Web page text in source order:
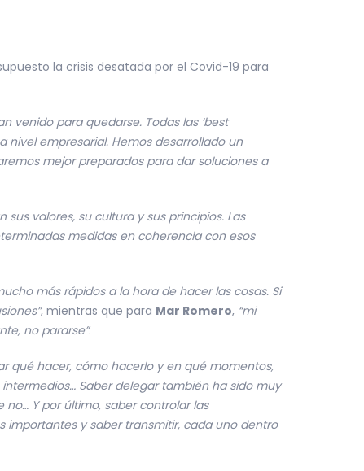
la crisis desatada por el Covid-19 para
venido para quedarse. Todas las ‘best
empresarial. Hemos desarrollado un
mejor preparados para dar soluciones a
valores, su cultura y sus principios. Las
medidas en coherencia con esos
más rápidos a la hora de hacer las cosas. Si
, mientras que para Mar Romero, “mi
no pararse”.
qué hacer, cómo hacerlo y en qué momentos,
Saber delegar también ha sido muy
Y por último, saber controlar las
importantes y saber transmitir, cada uno dentro